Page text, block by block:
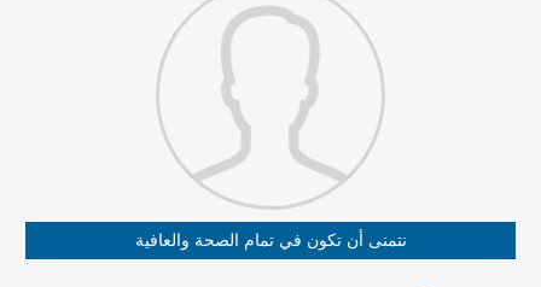
نتمنى أن تكون في تمام الصحة والعافية